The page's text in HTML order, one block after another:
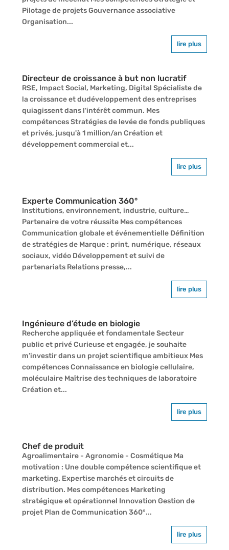
Pilotage de projets Gouvernance associative
Organisation...
lire plus
Directeur de croissance à but non lucratif
RSE, Impact Social, Marketing, Digital Spécialiste de
la croissance et dudéveloppement des entreprises
quiagissent dans l'intérêt commun. Mes
compétences Stratégies de levée de fonds publiques
et privés, jusqu'à 1 million/an Création et
développement commercial et...
lire plus
Experte Communication 360°
Institutions, environnement, industrie, culture…
Partenaire de votre réussite Mes compétences
Communication globale et événementielle Définition
de stratégies de Marque : print, numérique, réseaux
sociaux, vidéo Développement et suivi de
partenariats Relations presse,...
lire plus
Ingénieure d’étude en biologie
Recherche appliquée et fondamentale Secteur
public et privé Curieuse et engagée, je souhaite
m’investir dans un projet scientifique ambitieux Mes
compétences Connaissance en biologie cellulaire,
moléculaire Maîtrise des techniques de laboratoire
Création et...
lire plus
Chef de produit
Agroalimentaire - Agronomie - Cosmétique Ma
motivation : Une double compétence scientifique et
marketing. Expertise marchés et circuits de
distribution. Mes compétences Marketing
stratégique et opérationnel Innovation Gestion de
projet Plan de Communication 360°...
lire plus